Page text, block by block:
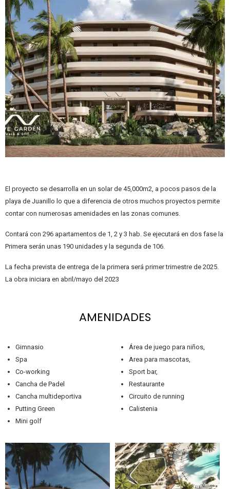
El proyecto se desarrolla en un solar de 45,000m2, a pocos pasos de la
playa de Juanillo lo que a diferencia de otros muchos proyectos permite
contar con numerosas amenidades en las zonas comunes.
Contará con 296 apartamentos de 1, 2 y 3 hab. Se ejecutará en dos fase la
Primera serán unas 190 unidades y la segunda de 106.
La fecha prevista de entrega de la primera será primer trimestre de 2025.
La obra iniciara en abril/mayo del 2023
AMENIDADES
Gimnasio
Spa
Co-working
Cancha de Padel
Cancha multideportiva
Putting Green
Mini golf
Área de juego para niños,
Area para mascotas,
Sport bar,
Restaurante
Circuito de running
Calistenia